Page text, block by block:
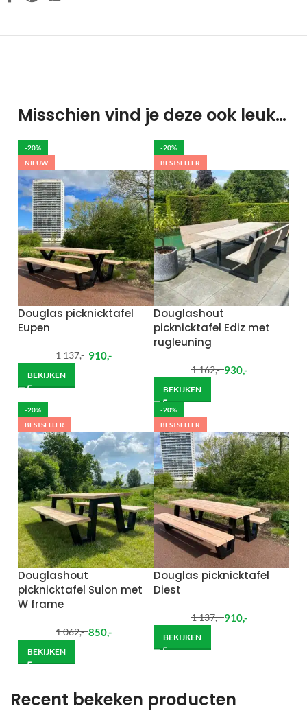
Misschien vind je deze ook leuk…
-20%
NIEUW
Douglas picknicktafel
Eupen
1 137,- 910,-
BEKIJKEN
-20%
BESTSELLER
Douglashout
picknicktafel Ediz met
rugleuning
1 162,- 930,-
BEKIJKEN
-20%
BESTSELLER
Douglashout
picknicktafel Sulon met
W frame
1 062,- 850,-
BEKIJKEN
-20%
BESTSELLER
Douglas picknicktafel
Diest
1 137,- 910,-
BEKIJKEN
Recent bekeken producten